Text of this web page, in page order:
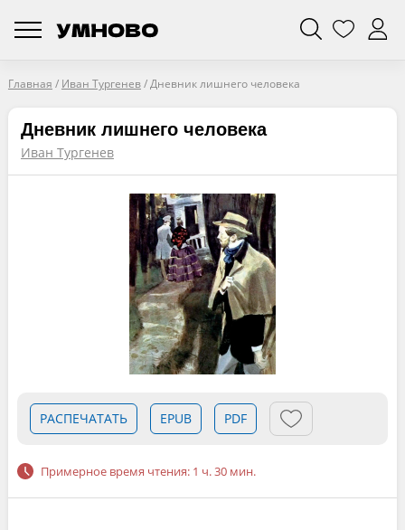
Главная / Иван Тургенев/Дневник лишнего человека
Дневник лишнего человека
Иван Тургенев
РАСПЕЧАТАТЬ EPUB PDF
Примерное время чтения: 1 ч. 30 мин.